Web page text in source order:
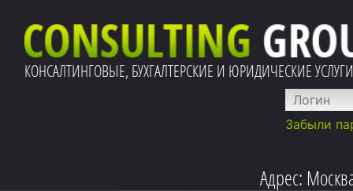
КОНСАЛТИНГОВЫЕ, БУХГАЛТЕРСКИЕ И ЮРИДИЧЕСКИЕ УСЛУГИ
Забыли
Адрес: